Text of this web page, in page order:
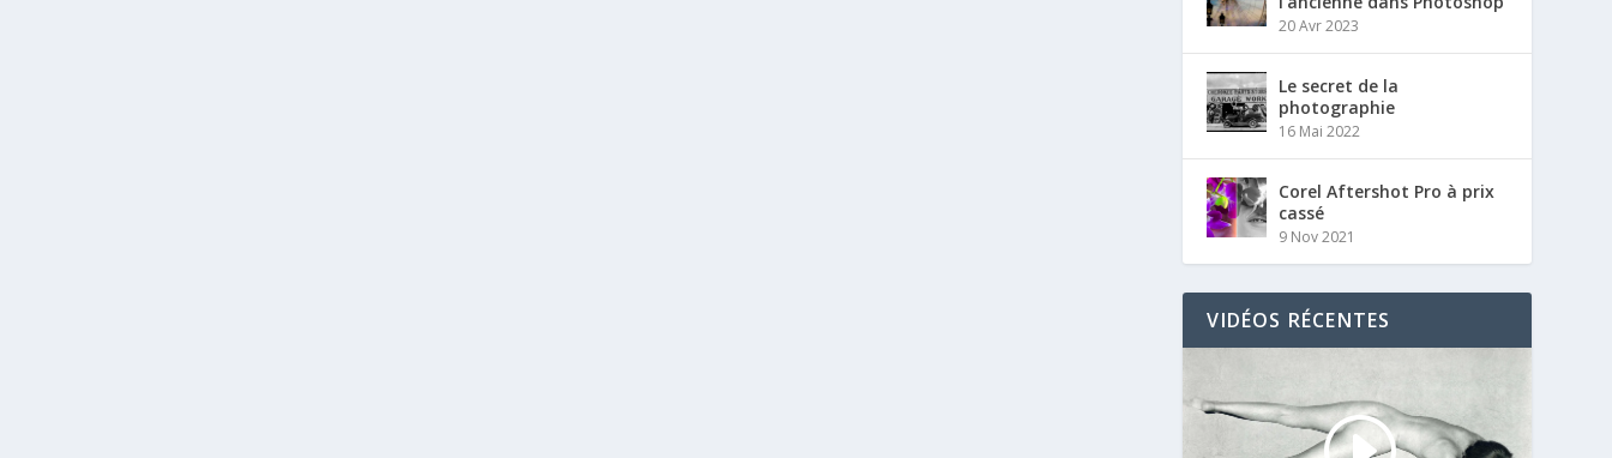
20 Avr 2023
Le secret de la
photographie
16 Mai 2022
Corel Aftershot Pro à prix
cassé
9 Nov 2021
VIDÉOS RÉCENTES